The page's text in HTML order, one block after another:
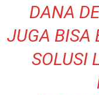
DANA
JUGA BISA
SOLUSI